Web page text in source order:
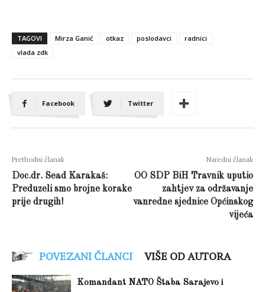
TAGOVI Mirza Ganić otkaz poslodavci
radnici
vlada zdk
Facebook Twitter
Prethodni članak
Doc.dr. Sead Karakaš:
Preduzeli smo brojne korake
prije drugih!
Naredni članak
OO SDP BiH Travnik uputio
zahtjev za održavanje
vanredne sjednice Općinskog
vijeća
POVEZANI ČLANCI VIŠE OD AUTORA
Komandant NATO Štaba Sarajevo i